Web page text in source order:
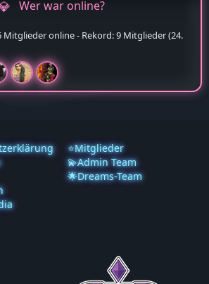
Wer war online?
Mitglieder online - Rekord: 9 Mitglieder (24.
⭐Mitglieder
💫Admin Team
🌟Dreams-Team